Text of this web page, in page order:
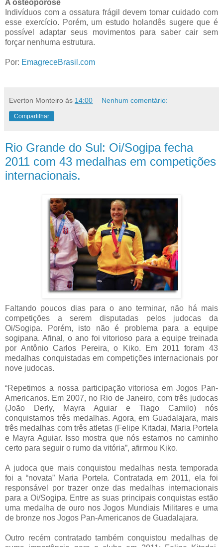
A osteoporose
Indivíduos com a ossatura frágil devem tomar cuidado com
esse exercício. Porém, um estudo holandês sugere que é
possível adaptar seus movimentos para saber cair sem
forçar nenhuma estrutura.
Por: EmagreceBrasil.com
Everton Monteiro às 14:00 Nenhum comentário:
Compartilhar
Rio Grande do Sul: Oi/Sogipa fecha
2011 com 43 medalhas em competições
internacionais.
Faltando poucos dias para o ano terminar, não há mais
competições a serem disputadas pelos judocas da
Oi/Sogipa. Porém, isto não é problema para a equipe
sogipana. Afinal, o ano foi vitorioso para a equipe treinada
por Antônio Carlos Pereira, o Kiko. Em 2011 foram 43
medalhas conquistadas em competições internacionais por
nove judocas.
“Repetimos a nossa participação vitoriosa em Jogos Pan-
Americanos. Em 2007, no Rio de Janeiro, com três judocas
(João Derly, Mayra Aguiar e Tiago Camilo) nós
conquistamos três medalhas. Agora, em Guadalajara, mais
três medalhas com três atletas (Felipe Kitadai, Maria Portela
e Mayra Aguiar. Isso mostra que nós estamos no caminho
certo para seguir o rumo da vitória”, afirmou Kiko.
A judoca que mais conquistou medalhas nesta temporada
foi a “novata” Maria Portela. Contratada em 2011, ela foi
responsável por trazer onze das medalhas internacionais
para a Oi/Sogipa. Entre as suas principais conquistas estão
uma medalha de ouro nos Jogos Mundiais Militares e uma
de bronze nos Jogos Pan-Americanos de Guadalajara.
Outro recém contratado também conquistou medalhas de